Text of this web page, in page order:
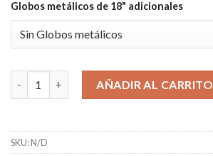
Globos metálicos de 18" adicionales
Canasta Primaveral cantidadAÑADIR AL CARRITO
SKU:N/D